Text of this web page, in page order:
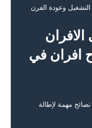
وعودة الفرن
افران في
مهمة لإطالة